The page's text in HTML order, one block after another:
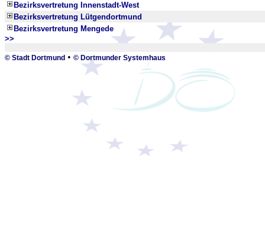
Bezirksvertretung Innenstadt-West
Bezirksvertretung Lütgendortmund
Bezirksvertretung Mengede
>>
© Stadt Dortmund • © Dortmunder Systemhaus